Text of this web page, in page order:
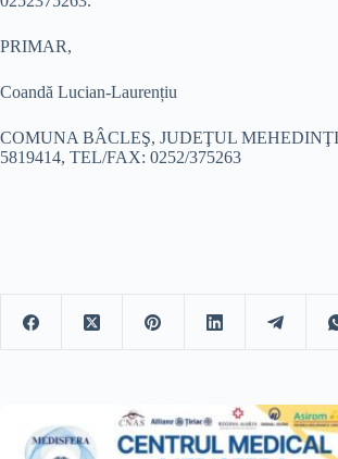
PRIMAR,
Coandă Lucian-Laurențiu
COMUNA BÂCLEŞ, JUDEŢUL
5819414, TEL/FAX: 0252/375263